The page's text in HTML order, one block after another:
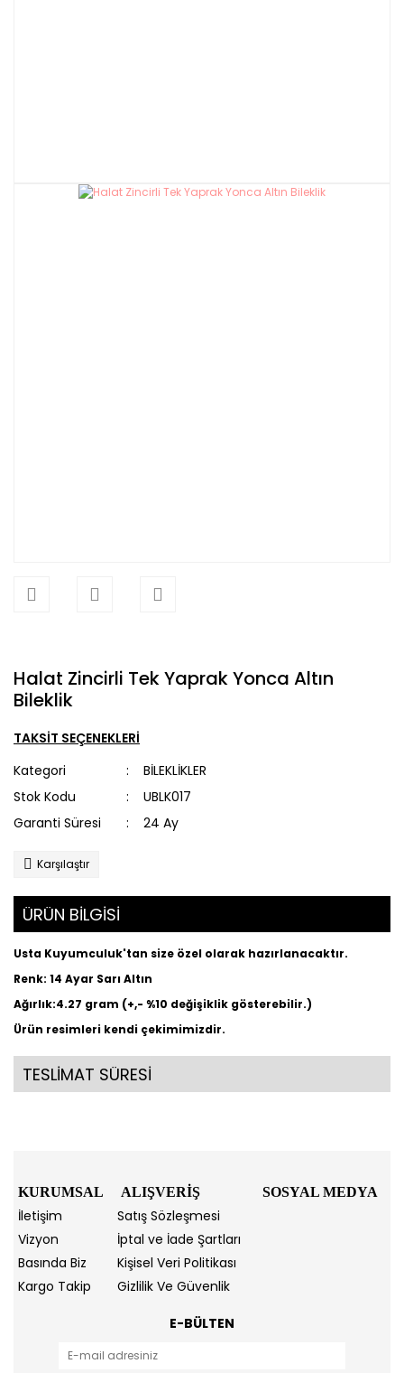
Halat Zincirli Tek Yaprak Yonca Altın
Bileklik
TAKSİT SEÇENEKLERİ
Kategori
BİLEKLİKLER
Stok Kodu
UBLK017
Garanti Süresi
24 Ay
Karşılaştır
ÜRÜN BİLGİSİ
Usta Kuyumculuk'tan size özel olarak hazırlanacaktır.
Renk: 14 Ayar Sarı Altın
Ağırlık:4.27 gram (+,- %10 değişiklik gösterebilir.)
Ürün resimleri kendi çekimimizdir.
TESLİMAT SÜRESİ
KURUMSAL ALIŞVERİŞ SOSYAL MEDYA
İletişim
Satış Sözleşmesi
Vizyon
İptal ve İade Şartları
Basında Biz
Kişisel Veri Politikası
Kargo Takip
Gizlilik Ve Güvenlik
E-BÜLTEN